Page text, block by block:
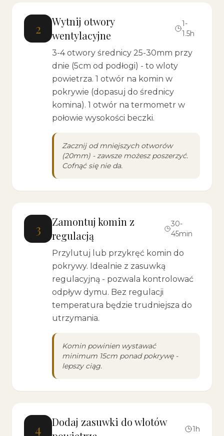
2
Wytnij otwory
wentylacyjne
1-
1.5h
3-4 otwory średnicy 25-30mm przy
dnie (5cm od podłogi) - to wloty
powietrza. 1 otwór na komin w
pokrywie (dopasuj do średnicy
komina). 1 otwór na termometr w
połowie wysokości beczki.
Zacznij od mniejszych otworów
(20mm) - zawsze możesz poszerzyć.
Cofnąć się nie da.
3
Zamontuj komin z
regulacją
30-
45min
Przylutuj lub przykręć komin do
pokrywy. Idealnie z zasuwką
regulacyjną - pozwala kontrolować
odpływ dymu. Bez regulacji
temperatura będzie trudniejsza do
utrzymania.
Komin powinien wystawać
minimum 15cm ponad pokrywę -
lepszy ciąg.
4
Dodaj zasuwki do wlotów
1h